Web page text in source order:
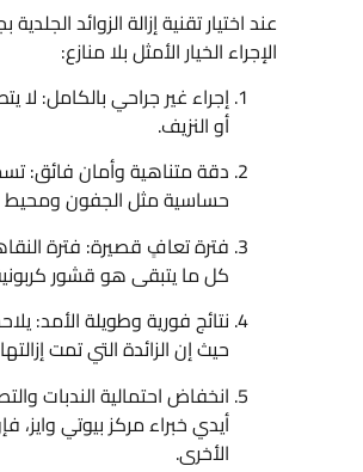
عند اختيار تقنية إزالة الزوائد
الإجراء الخيار الأمثل بلا منازع:
إجراء غير جراحي بالكامل:
أو النزيف.
دقة متناهية وأمان فائق:
حساسية مثل الجفون ومحيط
فترة تعافٍ قصيرة: فترة
كل ما يتبقى هو قشور
نتائج فورية وطويلة الأمد:
حيث إن الزائدة التي تمت
انخفاض احتمالية الندبات
أيدي خبراء مركز بيوتي
الأخرى.